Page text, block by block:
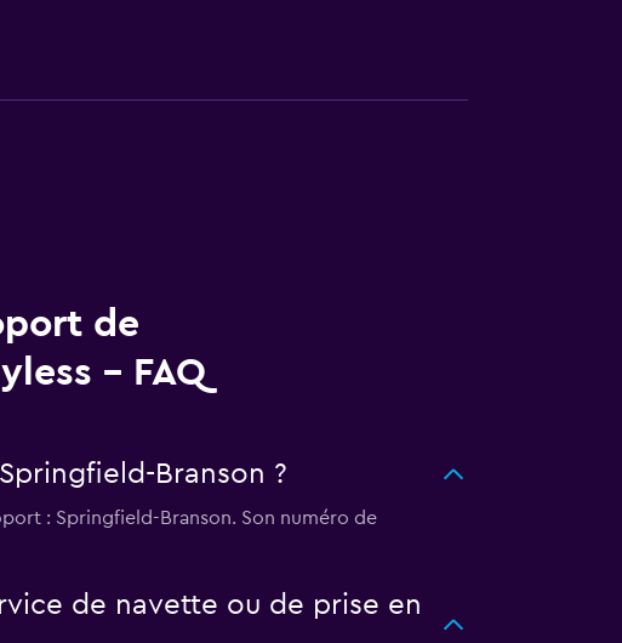
de
- FAQ
Branson ?
: Springfield-Branson. Son numéro de
de navette ou de prise en